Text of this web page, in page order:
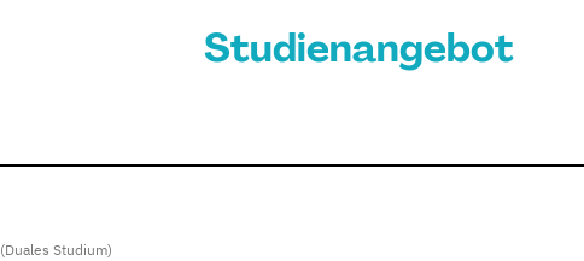
Studienangebot
(Duales Studium)